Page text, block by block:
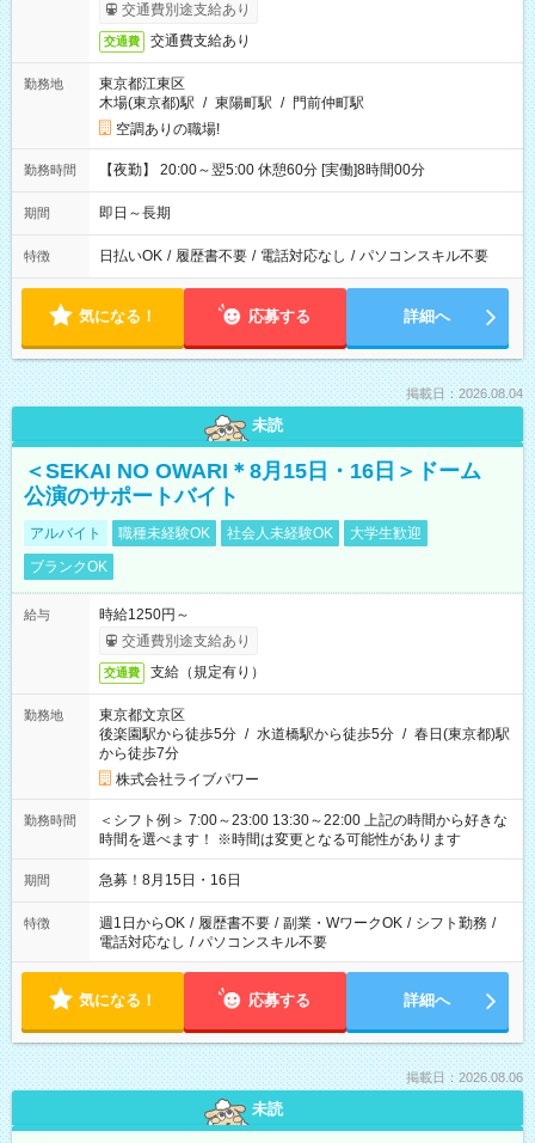
交通費別途支給あり
交通費 交通費支給あり
勤務地
東京都江東区
木場(東京都)駅 / 東陽町駅 / 門前仲町駅
空調ありの職場!
勤務時間 【夜勤】 20:00～翌5:00 休憩60分 [実働]8時間00分
期間 即日～長期
特徴 日払いOK / 履歴書不要 / 電話対応なし / パソコンスキル不要
気になる！ 応募する 詳細へ
掲載日：2026.08.04
未読
＜SEKAI NO OWARI＊8月15日・16日＞ドーム
公演のサポートバイト
アルバイト 職種未経験OK 社会人未経験OK
大学生歓迎
ブランクOK
給与
時給1250円～
交通費別途支給あり
交通費 支給（規定有り）
勤務地
東京都文京区
後楽園駅から徒歩5分 / 水道橋駅から徒歩5分 / 春日(東京都)駅
から徒歩7分
株式会社ライブパワー
勤務時間
＜シフト例＞ 7:00～23:00 13:30～22:00 上記の時間から好きな
時間を選べます！ ※時間は変更となる可能性があります
期間 急募！8月15日・16日
特徴 週1日からOK / 履歴書不要 / 副業・WワークOK / シフト勤務 /
電話対応なし / パソコンスキル不要
気になる！ 応募する 詳細へ
掲載日：2026.08.06
未読